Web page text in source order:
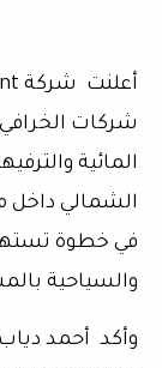
شركات
المائية
في خطوة
والسياحية